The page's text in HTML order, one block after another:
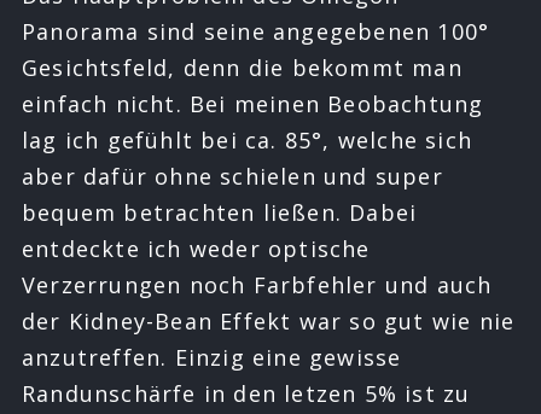
Panorama sind seine angegebenen 100°
Gesichtsfeld, denn die bekommt man
einfach nicht. Bei meinen Beobachtung
lag ich gefühlt bei ca. 85°, welche sich
aber dafür ohne schielen und super
bequem betrachten ließen. Dabei
entdeckte ich weder optische
Verzerrungen noch Farbfehler und auch
der Kidney-Bean Effekt war so gut wie nie
anzutreffen. Einzig eine gewisse
Randunschärfe in den letzen 5% ist zu